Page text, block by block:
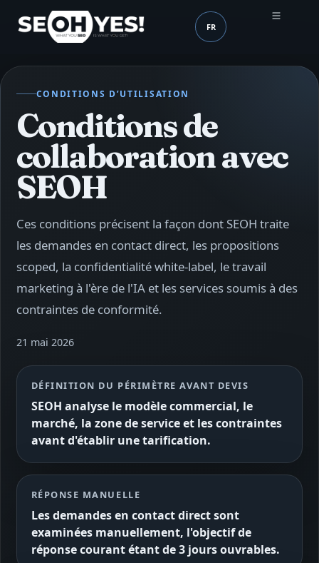
SEOH Langue (mobile
FR
CONDITIONS D’UTILISATION
Conditions de
collaboration avec
SEOH
Ces conditions précisent la façon dont SEOH traite
les demandes en contact direct, les propositions
scoped, la confidentialité white-label, le travail
marketing à l'ère de l'IA et les services soumis à des
contraintes de conformité.
21 mai 2026
DÉFINITION DU PÉRIMÈTRE AVANT DEVIS
SEOH analyse le modèle commercial, le
marché, la zone de service et les contraintes
avant d'établir une tarification.
RÉPONSE MANUELLE
Les demandes en contact direct sont
examinées manuellement, l'objectif de
réponse courant étant de 3 jours ouvrables.